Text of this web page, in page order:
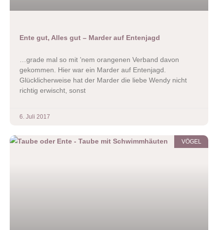
Ente gut, Alles gut – Marder auf Entenjagd
…grade mal so mit ’nem orangenen Verband davon
gekommen. Hier war ein Marder auf Entenjagd.
Glücklicherweise hat der Marder die liebe Wendy nicht
richtig erwischt, sonst
6. Juli 2017
VÖGEL